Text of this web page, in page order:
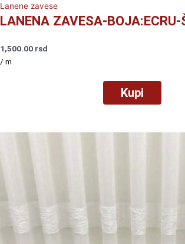
Lanene zavese
LANENA ZAVESA-
1,500.00 rsd
/ m
Kupi